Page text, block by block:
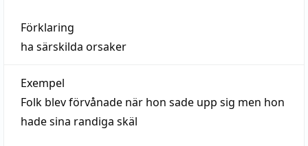
Förklaring
ha särskilda orsaker
Exempel
Folk blev förvånade när hon sade upp sig men hon
hade sina randiga skäl